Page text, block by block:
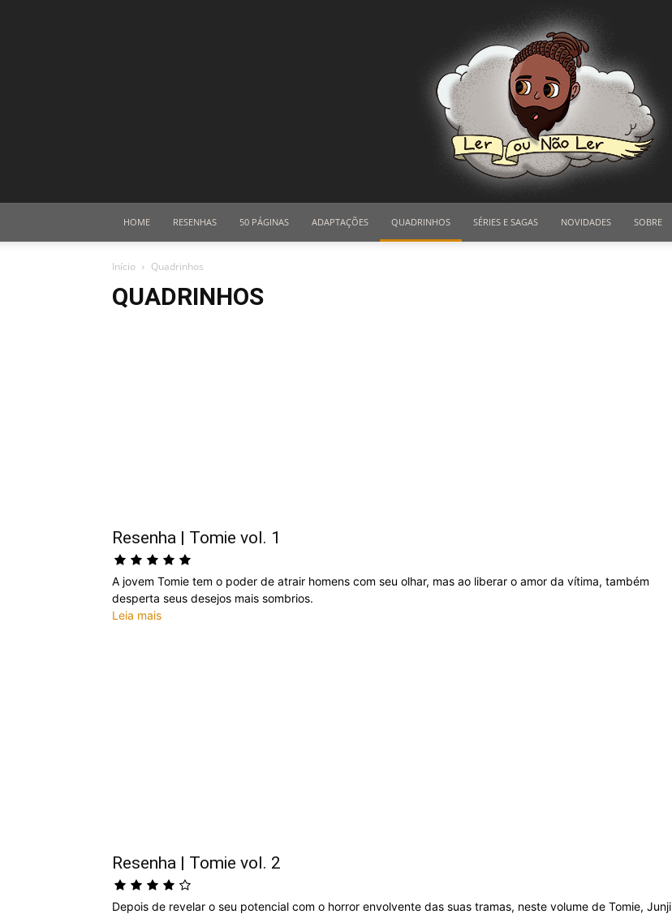
HOME RESENHAS 50 PÁGINAS ADAPTAÇÕES QUADRINHOS SÉRIES E SAGAS NOVIDADES SOBRE
Início Quadrinhos
QUADRINHOS
Resenha | Tomie vol. 1
A jovem Tomie tem o poder de atrair homens com seu olhar, mas ao liberar o amor da vítima, também
desperta seus desejos mais sombrios.
Leia mais
Resenha | Tomie vol. 2
Depois de revelar o seu potencial com o horror envolvente das suas tramas, neste volume de Tomie, Junji